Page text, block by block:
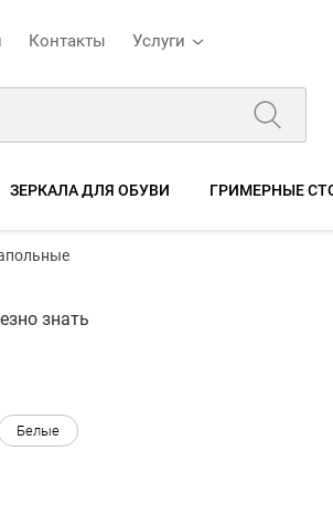
Контакты Услуги
ЗЕРКАЛА ДЛЯ ОБУВИ ГРИМЕРНЫЕ
знать
Белые